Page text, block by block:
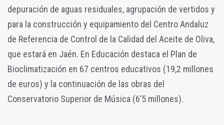
depuración de aguas residuales, agrupación de vertidos y
para la construcción y equipamiento del Centro Andaluz
de Referencia de Control de la Calidad del Aceite de Oliva,
que estará en Jaén. En Educación destaca el Plan de
Bioclimatización en 67 centros educativos (19,2 millones
de euros) y la continuación de las obras del
Conservatorio Superior de Música (6’5 millones).